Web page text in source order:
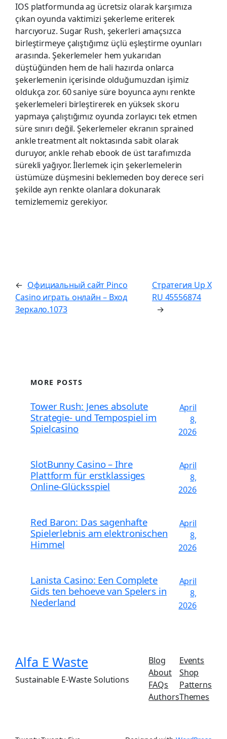
IOS platformunda ag ücretsiz olarak karşımıza
çıkan oyunda vaktimizi şekerleme eriterek
harcıyoruz. Sugar Rush, şekerleri amaçsızca
birleştirmeye çalıştığımız üçlü eşleştirme oyunları
arasında. Şekerlemeler hem yukarıdan
düştüğünden hem de hali hazırda onlarca
şekerlemenin içerisinde olduğumuzdan işimiz
oldukça zor. 60 saniye süre boyunca aynı renkte
şekerlemeleri birleştirerek en yüksek skoru
yapmaya çalıştığımız oyunda zorlayıcı tek etmen
süre sınırı değil. Şekerlemeler ekranın sprained
ankle treatment alt noktasında sabit olarak
duruyor, ankle rehab ebook de üst tarafımızda
sürekli yağıyor. İlerlemek için şekerlemelerin
üstümüze düşmesini beklemeden boy derece seri
şekilde ayn renkte olanlara dokunarak
temizlememiz gerekiyor.
← Официальный сайт Pinco
Casino играть онлайн – Вход
Зеркало.1073
Стратегия Up X
RU 45556874
→
MORE POSTS
Tower Rush: Jenes absolute
Strategie- und Tempospiel im
Spielcasino
April
8,
2026
SlotBunny Casino – Ihre
Plattform für erstklassiges
Online-Glücksspiel
April
8,
2026
Red Baron: Das sagenhafte
Spielerlebnis am elektronischen
Himmel
April
8,
2026
Lanista Casino: Een Complete
Gids ten behoeve van Spelers in
Nederland
April
8,
2026
Alfa E Waste
Sustainable E-Waste Solutions
Blog
About
FAQs
Authors
Events
Shop
Patterns
Themes